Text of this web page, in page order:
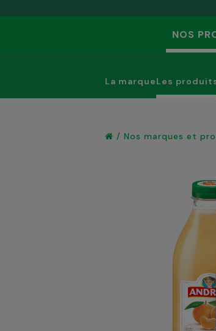
NOS
La marqueLes
/ Nos marques et